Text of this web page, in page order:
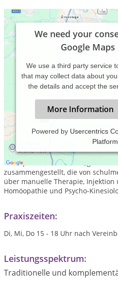
We need your
Google Maps
We use a third party service
that may collect data about
the details and accept the
More Information
Powered by Usercentrics
Platform
Ich habe mir während meines
Heilpraktikerin seit 1997 aus den
Therapiebereichen eine
zusammengestellt, die von
über manuelle Therapie, Injektion
Homöopathie und Psycho-
Praxiszeiten:
Di, Mi, Do 15 - 18 Uhr nach
Leistungsspektrum:
Traditionelle und